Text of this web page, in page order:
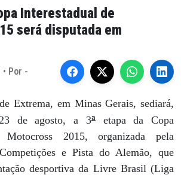
Interestadual de
será disputada em
Por -
Extrema, em Minas Gerais, sediará,
de agosto, a 3ªetapa da Copa
Motocross 2015, organizada pela
e Pista do Alemão, que
desportiva da Livre Brasil (Liga